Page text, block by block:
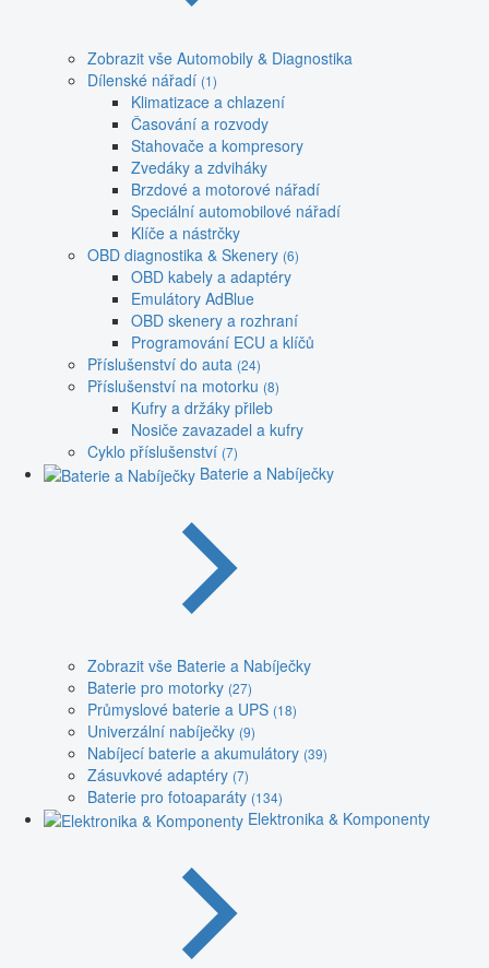
Zobrazit vše Automobily & Diagnostika
Dílenské nářadí (1)
Klimatizace a chlazení
Časování a rozvody
Stahovače a kompresory
Zvedáky a zdviháky
Brzdové a motorové nářadí
Speciální automobilové nářadí
Klíče a nástrčky
OBD diagnostika & Skenery (6)
OBD kabely a adaptéry
Emulátory AdBlue
OBD skenery a rozhraní
Programování ECU a klíčů
Příslušenství do auta (24)
Příslušenství na motorku (8)
Kufry a držáky přileb
Nosiče zavazadel a kufry
Cyklo příslušenství (7)
Baterie a Nabíječky
Zobrazit vše Baterie a Nabíječky
Baterie pro motorky (27)
Průmyslové baterie a UPS (18)
Univerzální nabíječky (9)
Nabíjecí baterie a akumulátory (39)
Zásuvkové adaptéry (7)
Baterie pro fotoaparáty (134)
Elektronika & Komponenty